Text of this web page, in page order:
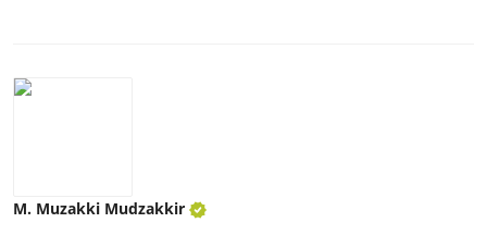
M. Muzakki Mudzakkir